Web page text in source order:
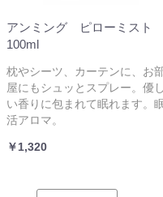
アンミング ピローミスト
100ml
枕やシーツ、カーテンに、お
屋にもシュッとスプレー。優し
い香りに包まれて眠れます。
活アロマ。
￥1,320